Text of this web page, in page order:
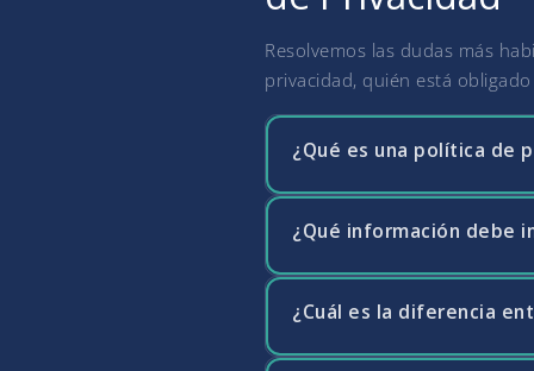
Resolvemos las dudas más
privacidad, quién está
¿Qué es una política de
La política de privacidad es
reclamaciones de los
¿Qué información debe
El RGPD exige que la
¿Cuál es la diferencia